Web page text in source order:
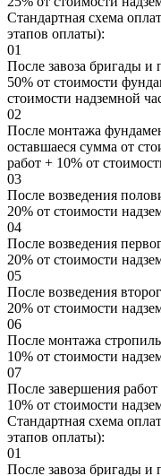
Стандартная схема
этапов оплаты):
01
После завоза бригады и
50% от стоимости
стоимости надземной
02
После монтажа
оставшаеся сумма от
работ + 10% от
03
После возведения
20% от стоимости
04
После возведения
20% от стоимости
05
После возведения
20% от стоимости
06
После монтажа
10% от стоимости
07
После завершения
10% от стоимости
Стандартная схема
этапов оплаты):
01
После завоза бригады и